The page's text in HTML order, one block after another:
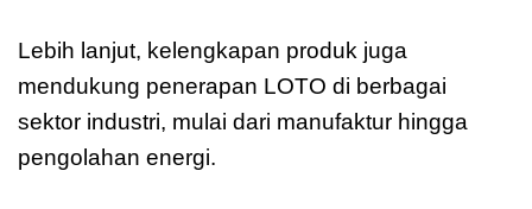
Lebih lanjut, kelengkapan produk juga
mendukung penerapan LOTO di berbagai
sektor industri, mulai dari manufaktur hingga
pengolahan energi.